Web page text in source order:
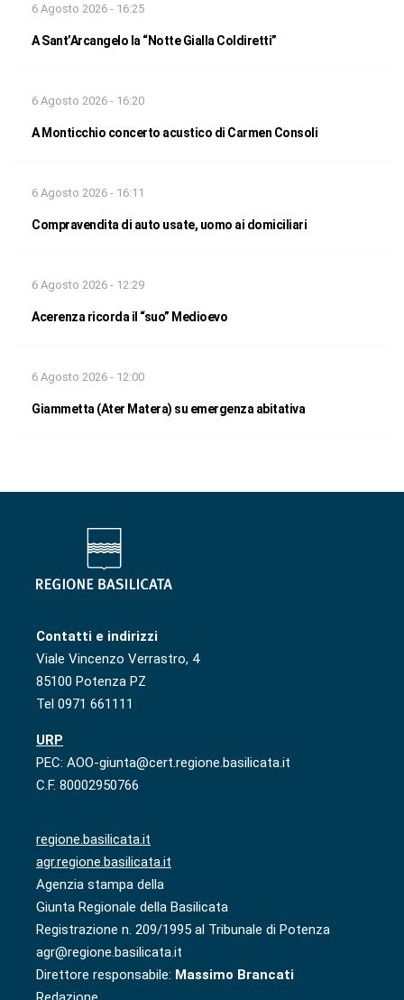
6 Agosto 2026 - 16:25
A Sant’Arcangelo la “Notte Gialla Coldiretti”
6 Agosto 2026 - 16:20
A Monticchio concerto acustico di Carmen Consoli
6 Agosto 2026 - 16:11
Compravendita di auto usate, uomo ai domiciliari
6 Agosto 2026 - 12:29
Acerenza ricorda il “suo” Medioevo
6 Agosto 2026 - 12:00
Giammetta (Ater Matera) su emergenza abitativa
Contatti e indirizzi
Viale Vincenzo Verrastro, 4
85100 Potenza PZ
Tel 0971 661111
URP
PEC: AOO-giunta@cert.regione.basilicata.it
C.F. 80002950766
regione.basilicata.it
agr.regione.basilicata.it
Agenzia stampa della
Giunta Regionale della Basilicata
Registrazione n. 209/1995 al Tribunale di Potenza
agr@regione.basilicata.it
Direttore responsabile: Massimo Brancati